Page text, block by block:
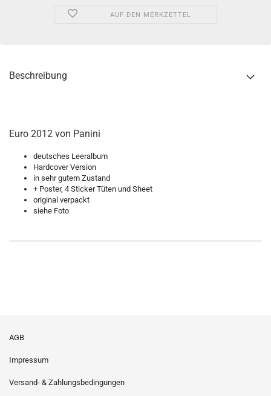
AUF DEN MERKZETTEL
Beschreibung
Euro 2012 von Panini
deutsches Leeralbum
Hardcover Version
in sehr gutem Zustand
+ Poster, 4 Sticker Tüten und Sheet
original verpackt
siehe Foto
AGB
Impressum
Versand- & Zahlungsbedingungen